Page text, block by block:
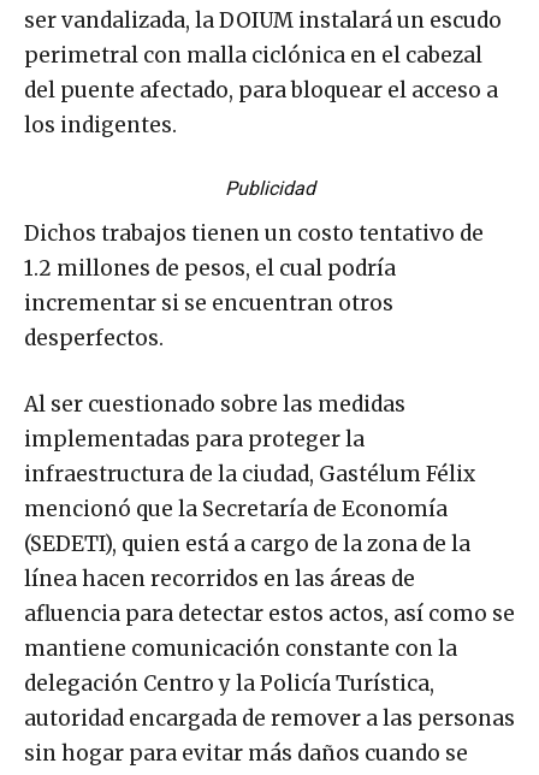
ser vandalizada, la DOIUM instalará un escudo
perimetral con malla ciclónica en el cabezal
del puente afectado, para bloquear el acceso a
los indigentes.
Publicidad
Dichos trabajos tienen un costo tentativo de
1.2 millones de pesos, el cual podría
incrementar si se encuentran otros
desperfectos.
Al ser cuestionado sobre las medidas
implementadas para proteger la
infraestructura de la ciudad, Gastélum Félix
mencionó que la Secretaría de Economía
(SEDETI), quien está a cargo de la zona de la
línea hacen recorridos en las áreas de
afluencia para detectar estos actos, así como se
mantiene comunicación constante con la
delegación Centro y la Policía Turística,
autoridad encargada de remover a las personas
sin hogar para evitar más daños cuando se